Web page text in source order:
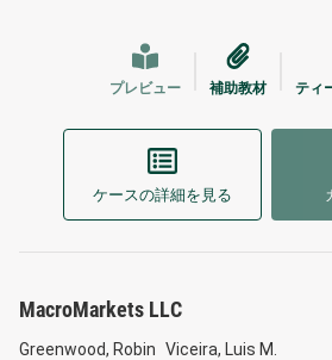
プレビュー 補助教材 ティ
ケースの詳細を見る
MacroMarkets LLC
Greenwood, Robin Viceira, Luis M.